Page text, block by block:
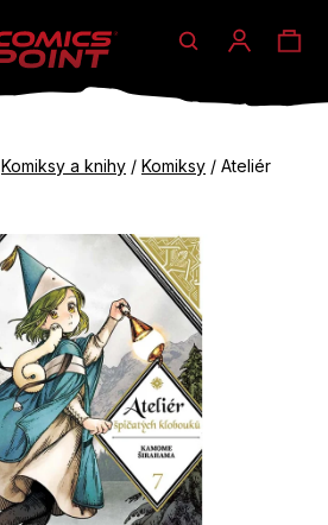
Hledat
Komiksy a knihy / Komiksy / Ateliér